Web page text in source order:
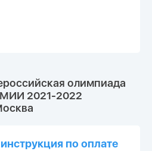
олимпиада
2021-2022
по оплате